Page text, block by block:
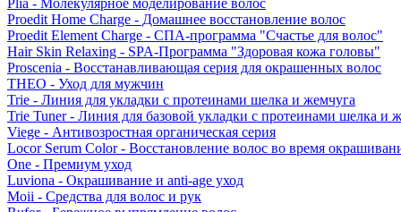
Plia - Молекулярное моделирование волос
Proedit Home Charge - Домашнее восстановление волос
Proedit Element Charge - СПА-программа "Счастье для волос"
Hair Skin Relaxing - SPA-Программа "Здоровая кожа головы"
Proscenia - Восстанавливающая серия для окрашенных волос
THEO - Уход для мужчин
Trie - Линия для укладки с протеинами шелка и жемчуга
Trie Tuner - Линия для базовой укладки с протеинами шелка и
Viege - Антивозростная органическая серия
Locor Serum Color - Восстановление волос во время
One - Премиум уход
Luviona - Окрашивание и anti-age уход
Moii - Средства для волос и рук